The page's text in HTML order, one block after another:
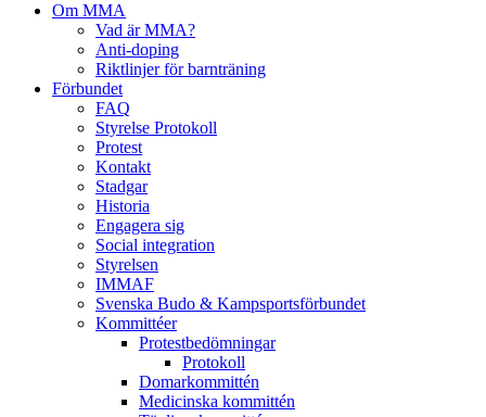
Om MMA
Vad är MMA?
Anti-doping
Riktlinjer för barnträning
Förbundet
FAQ
Styrelse Protokoll
Protest
Kontakt
Stadgar
Historia
Engagera sig
Social integration
Styrelsen
IMMAF
Svenska Budo & Kampsportsförbundet
Kommittéer
Protestbedömningar
Protokoll
Domarkommittén
Medicinska kommittén